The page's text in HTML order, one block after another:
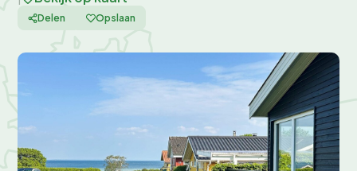
Delen Opslaan